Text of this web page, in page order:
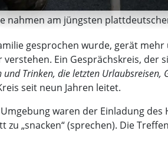
nahmen am jüngsten
gesprochen wurde, gerät
Ein Gesprächskreis,
und Trinken, die letzten
seit neun Jahren leitet.
waren der Einladung
zu „snacken“ (sprechen). Die